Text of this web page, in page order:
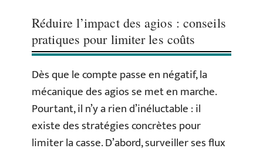
Réduire l’impact des agios : conseils
pratiques pour limiter les coûts
Dès que le compte passe en négatif, la
mécanique des agios se met en marche.
Pourtant, il n’y a rien d’inéluctable : il
existe des stratégies concrètes pour
limiter la casse. D’abord, surveiller ses flux